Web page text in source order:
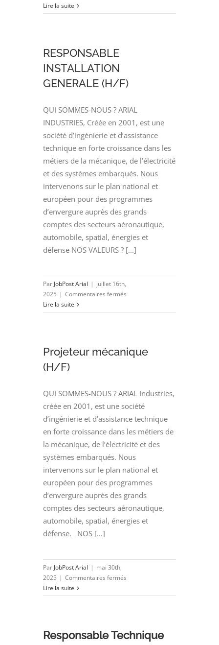
–
Lire la suite
RESPONSABLE
INSTALLATION
GENERALE (H/F)
QUI SOMMES-NOUS ? ARIAL
INDUSTRIES, Créée en 2001, est une
société d’ingénierie et d’assistance
technique en forte croissance dans les
métiers de la mécanique, de l’électricité
et des systèmes embarqués. Nous
intervenons sur le plan national et
européen pour des programmes
d’envergure auprès des grands
comptes des secteurs aéronautique,
automobile, spatial, énergies et
défense NOS VALEURS ? [...]
Par JobPost Arial | juillet 16th,
2025 | Commentaires fermés
INSTALLATION
Lire la suite
Projeteur mécanique
(H/F)
QUI SOMMES-NOUS ? ARIAL Industries,
créée en 2001, est une société
d’ingénierie et d’assistance technique
en forte croissance dans les métiers de
la mécanique, de l’électricité et des
systèmes embarqués. Nous
intervenons sur le plan national et
européen pour des programmes
d’envergure auprès des grands
comptes des secteurs aéronautique,
automobile, spatial, énergies et
défense. NOS [...]
Par JobPost Arial | mai 30th,
2025 | Commentaires fermés
mécanique
Lire la suite
Responsable Technique